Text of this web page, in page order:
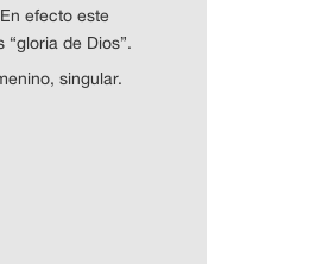
efecto este
“gloria de Dios”.
singular.